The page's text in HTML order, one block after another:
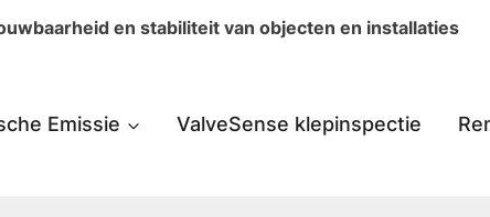
en stabiliteit van objecten en installaties
Emissie ValveSense klepinspectie